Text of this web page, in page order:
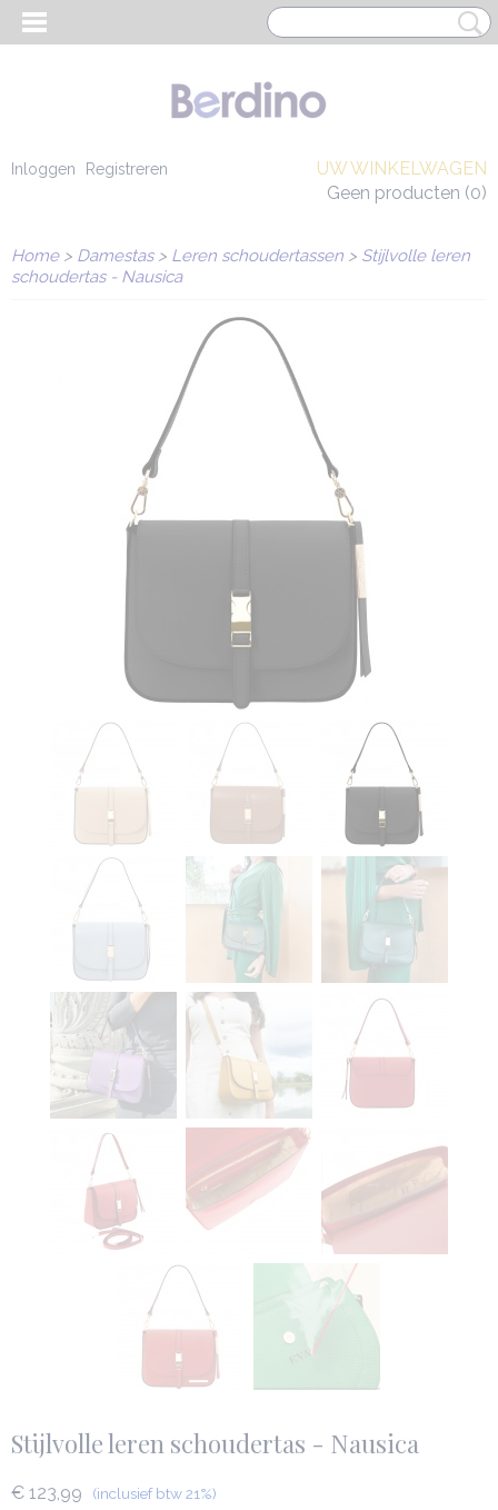
Inloggen Registreren
UW WINKELWAGEN
Geen producten (0)
Home> Damestas> Leren schoudertassen > Stijlvolle leren
schoudertas - Nausica
Stijlvolle leren schoudertas - Nausica
€ 123,99 (inclusief btw 21%)